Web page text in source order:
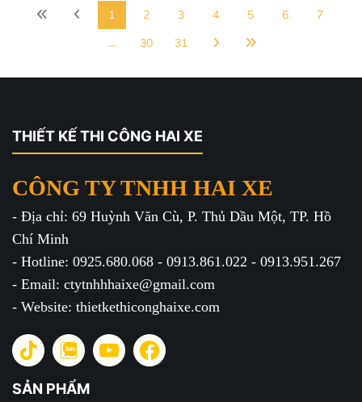
1 2 3 4 5 6
7
...
30 31
THIẾT KẾ THI CÔNG HAI XE
CÔNG TY TNHH HAI XE
- Địa chỉ: 69 Huỳnh Văn Cù, P. Thủ Dầu Một, TP. Hồ
Chí Minh
- Hotline: 0925.680.068 - 0913.861.022 - 0913.951.267
- Email: ctytnhhhaixe@gmail.com
- Website: thietkethiconghaixe.com
SẢN PHẨM